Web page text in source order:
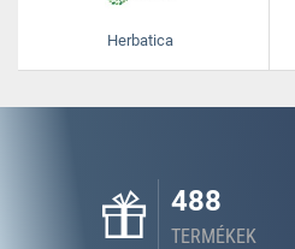
Herbatica
488
TERMÉKEK